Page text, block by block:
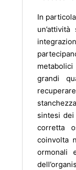
In
grandi
sintesi
corretta
coinvolta
ormonali